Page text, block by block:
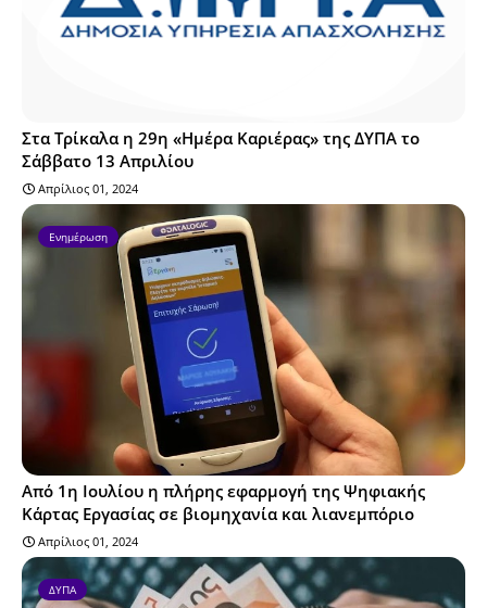
Στα Τρίκαλα η 29η «Ημέρα Καριέρας» της ΔΥΠΑ το
Σάββατο 13 Απριλίου
Απρίλιος 01, 2024
Ενημέρωση
Από 1η Ιουλίου η πλήρης εφαρμογή της Ψηφιακής
Κάρτας Εργασίας σε βιομηχανία και λιανεμπόριο
Απρίλιος 01, 2024
ΔΥΠΑ